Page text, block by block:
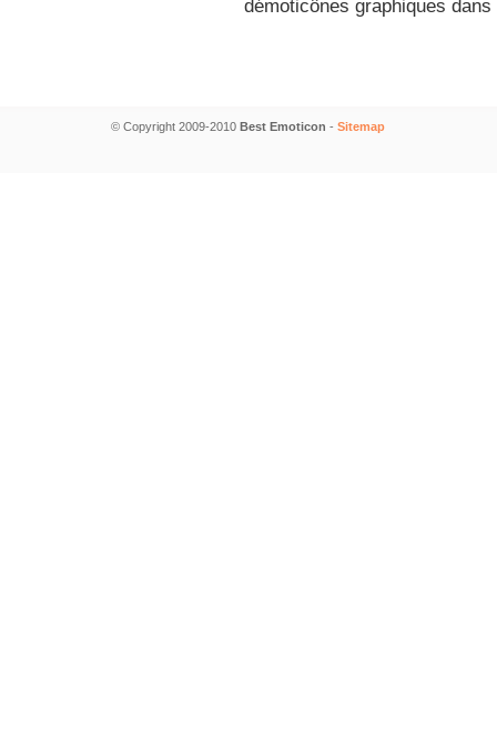
démoticônes graphiques
© Copyright 2009-2010 Best Emoticon - Sitemap